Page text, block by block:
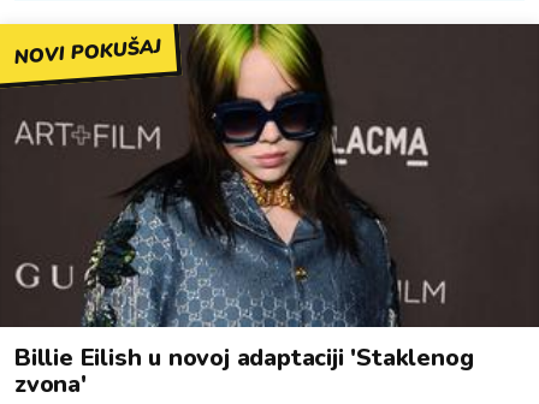
NOVI POKUŠAJ
Billie Eilish u novoj adaptaciji 'Staklenog
zvona'